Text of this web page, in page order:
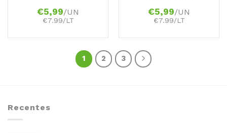
€5,99/UN
€7.99/LT
€5,99/UN
€7.99/LT
1 2 3
Recentes